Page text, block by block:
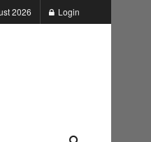
2026 Login